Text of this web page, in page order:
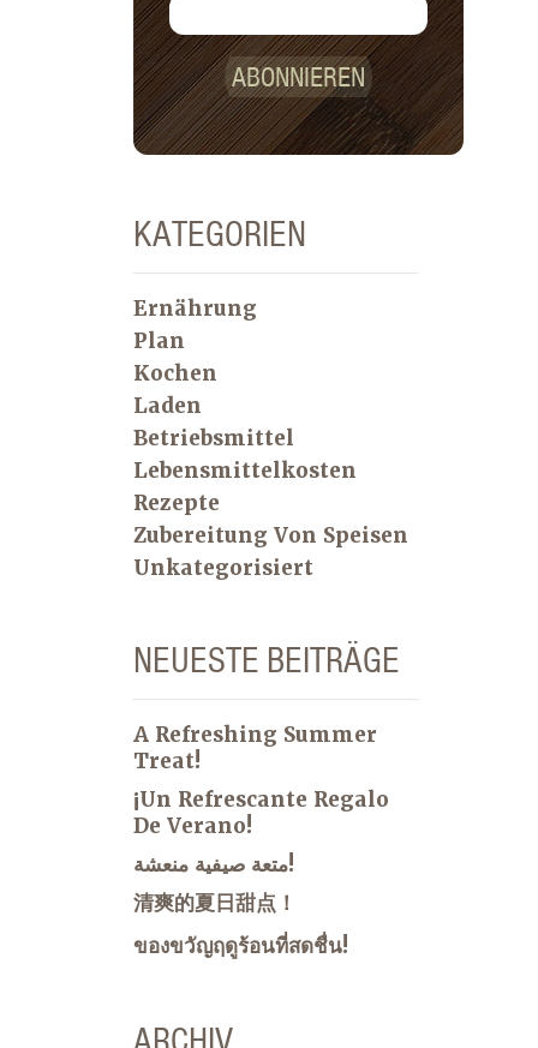
ABONNIEREN
KATEGORIEN
Ernährung
Plan
Kochen
Laden
Betriebsmittel
Lebensmittelkosten
Rezepte
Zubereitung Von Speisen
Unkategorisiert
NEUESTE BEITRÄGE
A Refreshing Summer
Treat!
¡Un Refrescante Regalo
De Verano!
متعة صيفية منعشة!
清爽的夏日甜点！
ของขวัญฤดูร้อนที่สดชื่น!